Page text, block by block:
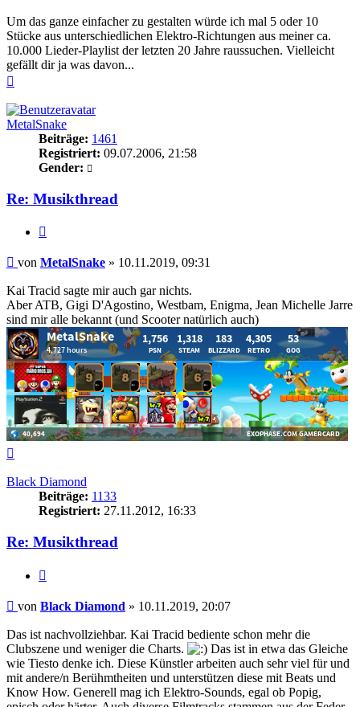
Um das ganze einfacher zu gestalten würde ich mal 5 oder 10
Stücke aus unterschiedlichen Elektro-Richtungen aus meiner ca.
10.000 Lieder-Playlist der letzten 20 Jahre raussuchen. Vielleicht
gefällt dir ja was davon...
MetalSnake
Beiträge: 1461
Registriert: 09.07.2006, 21:58
Gender:
Re: Musikthread
Beitrag
von MetalSnake » 10.11.2019, 09:31
Kai Tracid sagte mir auch gar nichts.
Aber ATB, Gigi D'Agostino, Westbam, Enigma, Jean Michelle Jarre
sind mir alle bekannt (und Scooter natürlich auch)
Black Diamond
Beiträge: 1133
Registriert: 27.11.2012, 16:33
Re: Musikthread
Beitrag
von Black Diamond » 10.11.2019, 20:07
Das ist nachvollziehbar. Kai Tracid bediente schon mehr die
Clubszene und weniger die Charts.
Das ist in etwa das Gleiche
wie Tiesto denke ich. Diese Künstler arbeiten auch sehr viel für und
mit andere/n Berühmtheiten und unterstützen diese mit Beats und
Know How. Generell mag ich Elektro-Sounds, egal ob Popig,